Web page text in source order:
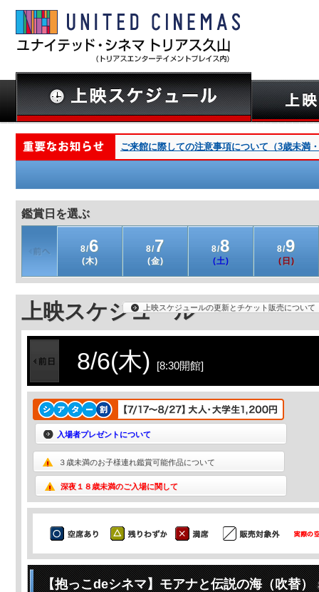
ご来館に際しての注意事項について（3歳未満
鑑賞日を選ぶ
8/6
(木)
8/7
(金)
8/8
(土)
8/9
(日)
上映スケジュール上映スケジュールの更新とチケット販売について
8/6(木) [8:30開館]
入場者プレゼントについて
３歳未満のお子様連れ鑑賞可能作品について
深夜１８歳未満のご入場に関して
【抱っこdeシネマ】モアナと伝説の海（吹替）